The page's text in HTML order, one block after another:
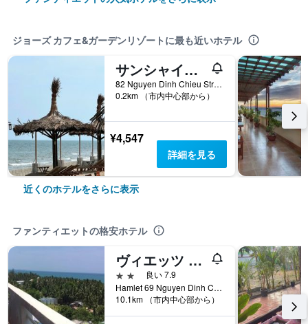
ジョーズ カフェ&ガーデンリゾートに最も近いホテル
サンシャイン ビーチ リゾート
82 Nguyen Dinh Chieu Street, ファンティエット, ベトナム
0.2km （市内中心部から）
¥4,547
詳細を見る
近くのホテルをさらに表示
ファンティエットの格安ホテル
ヴィエッツ ホテル
2つ星
良い 7.9
Hamlet 69 Nguyen Dinh Chieu Street, ファンティエット, ベトナム
10.1km （市内中心部から）